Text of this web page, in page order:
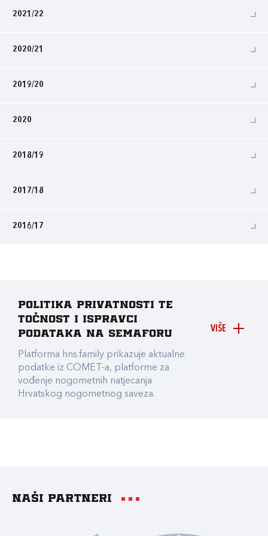
2021/22
2020/21
2019/20
2020
2018/19
2017/18
2016/17
VIŠE
Politika privatnosti te
točnost i ispravci
podataka na Semaforu
Platforma hns.family prikazuje aktualne
podatke iz COMET-a, platforme za
vođenje nogometnih natjecanja
Hrvatskog nogometnog saveza.
Naši partneri